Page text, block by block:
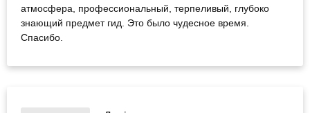
атмосфера, профессиональный, терпеливый, глубоко
знающий предмет гид. Это было чудесное время.
Спасибо.